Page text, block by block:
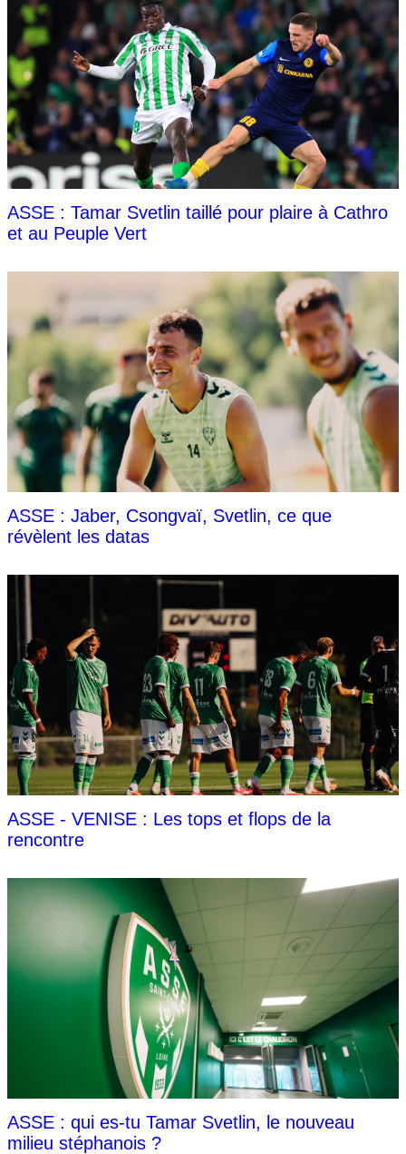
ASSE : Tamar Svetlin taillé pour plaire à Cathro
et au Peuple Vert
ASSE : Jaber, Csongvaï, Svetlin, ce que
révèlent les datas
ASSE - VENISE : Les tops et flops de la
rencontre
ASSE : qui es-tu Tamar Svetlin, le nouveau
milieu stéphanois ?